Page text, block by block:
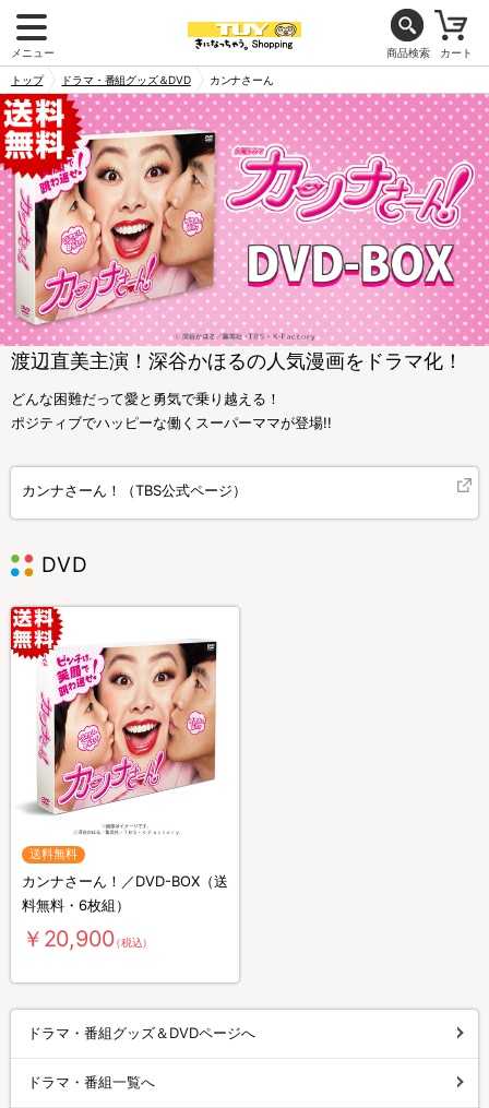
メニュー 商品検索 カート
トップ ドラマ・番組グッズ＆DVD カンナさーん
渡辺直美主演！深谷かほるの人気漫画をドラマ化！
どんな困難だって愛と勇気で乗り越える！
ポジティブでハッピーな働くスーパーママが登場!!
カンナさーん！（TBS公式ページ）
DVD
送料無料
カンナさーん！／DVD-BOX（送
料無料・6枚組）
￥20,900（税込）
ドラマ・番組グッズ＆DVDページへ
ドラマ・番組一覧へ